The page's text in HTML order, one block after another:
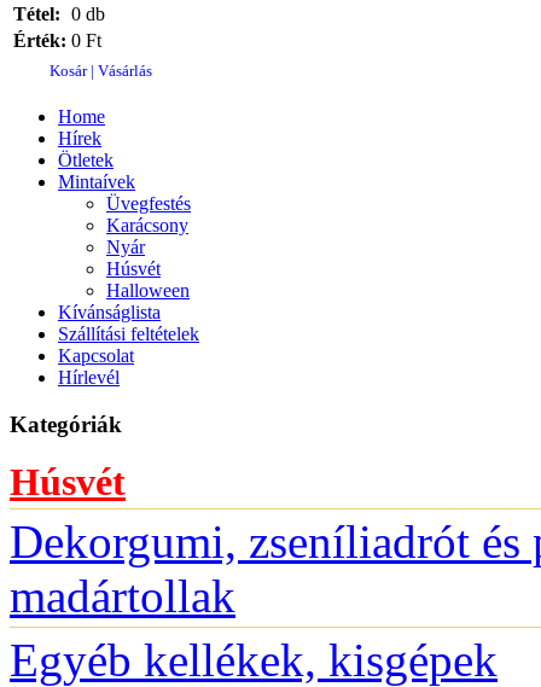
Tétel: 0 db
Érték: 0 Ft
Kosár | Vásárlás
Home
Hírek
Ötletek
Mintaívek
Üvegfestés
Karácsony
Nyár
Húsvét
Halloween
Kívánságlista
Szállítási feltételek
Kapcsolat
Hírlevél
Kategóriák
Húsvét
Dekorgumi, zseníliadrót és
madártollak
Egyéb kellékek, kisgépek